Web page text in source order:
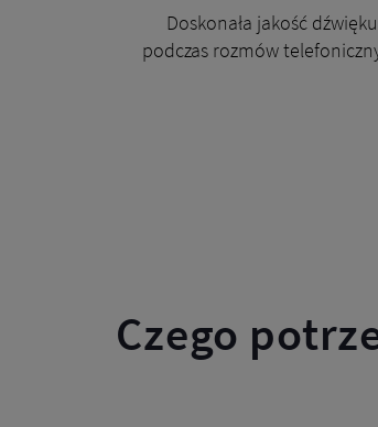
Doskonała jakość dźwięku
podczas rozmów
Czego